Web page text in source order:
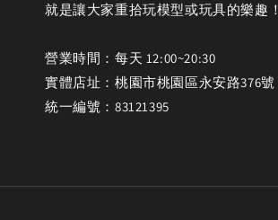
就是讓大家重拾玩模型或玩具的樂趣！
營業時間：每天 12:00~20:30
實體店址：桃園市桃園區永安路376號
統一編號：83121395